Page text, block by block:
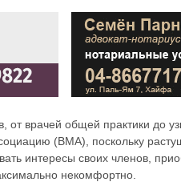
от врачей общей практики до
(BMA), поскольку
интересы своих членов,
некомфортно.